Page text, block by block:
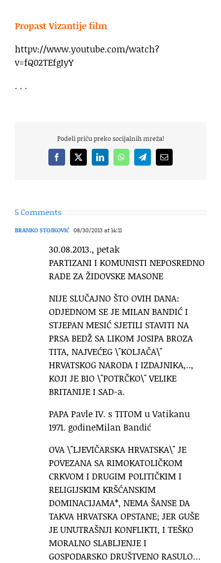
Propast Vizantije film
httpv://www.youtube.com/watch?
v=fQ02TEfgIyY
. . .
Podeli priču preko socijalnih mreža!
Facebook
X LinkedInWhatsAppTelegramEmail
5 Comments
BRANKO STOJKOVIĆ 08/30/2013 at 14:11
30.08.2013., petak
PARTIZANI I KOMUNISTI NEPOSREDNO
RADE ZA ŽIDOVSKE MASONE
NIJE SLUČAJNO ŠTO OVIH DANA:
ODJEDNOM SE JE MILAN BANDIĆ I
STJEPAN MESIĆ SJETILI STAVITI NA
PRSA BEDŽ SA LIKOM JOSIPA BROZA
TITA, NAJVEĆEG \"KOLJAČA\"
HRVATSKOG NARODA I IZDAJNIKA,..,
KOJI JE BIO \"POTRČKO\" VELIKE
BRITANIJE I SAD-a.
PAPA Pavle IV. s TITOM u Vatikanu
1971. godineMilan Bandić
OVA \"LJEVIČARSKA HRVATSKA\" JE
POVEZANA SA RIMOKATOLIČKOM
CRKVOM I DRUGIM POLITIČKIM I
RELIGIJSKIM KRŠĆANSKIM
DOMINACIJAMA*, NEMA ŠANSE DA
TAKVA HRVATSKA OPSTANE; JER GUŠE
JE UNUTRAŠNJI KONFLIKTI, I TEŠKO
MORALNO SLABLJENJE I
GOSPODARSKO DRUŠTVENO RASULO…